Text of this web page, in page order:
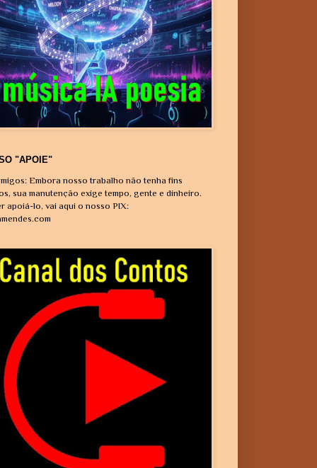
"APOIE"
Embora nosso trabalho não tenha fins
sua manutenção exige tempo, gente e dinheiro.
apoiá-lo, vai aqui o nosso PIX: